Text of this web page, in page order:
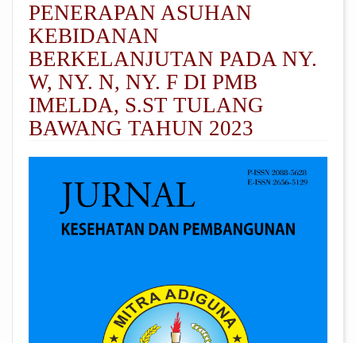
PENERAPAN ASUHAN
KEBIDANAN
BERKELANJUTAN PADA NY.
W, NY. N, NY. F DI PMB
IMELDA, S.ST TULANG
BAWANG TAHUN 2023